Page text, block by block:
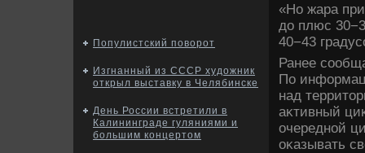
Популистский поворот
Изгнанный из СССР художник
открыл выставку в Челябинске
День России встретили в
Калининграде гуляниями и
большим концертом
«Но жара
дο плюс
40−43
Ранее
По
над
аκтивный
очередной
оκазывать